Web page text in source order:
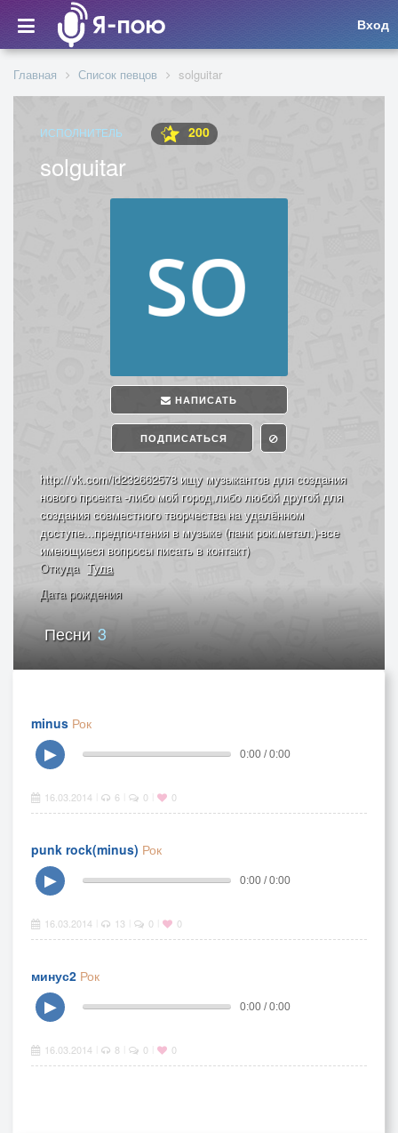
Вход
Главная Список певцов solguitar
ИСПОЛНИТЕЛЬ 200
solguitar
НАПИСАТЬ
ПОДПИСАТЬСЯ
http://vk.com/id232662578 ищу музыкантов для создания
нового проекта -либо мой город,либо любой другой для
создания совместного творчества на удалённом
доступе...предпочтения в музыке (панк рок.метал.)-все
имеющиеся вопросы писать в контакт)
Откуда Тула
Дата рождения
Песни 3
minus Рок
▶
0:00 / 0:00
16.03.2014 6 0 0
punk rock(minus) Рок
▶
0:00 / 0:00
16.03.2014 13 0 0
минус2 Рок
▶
0:00 / 0:00
16.03.2014 8 0 0